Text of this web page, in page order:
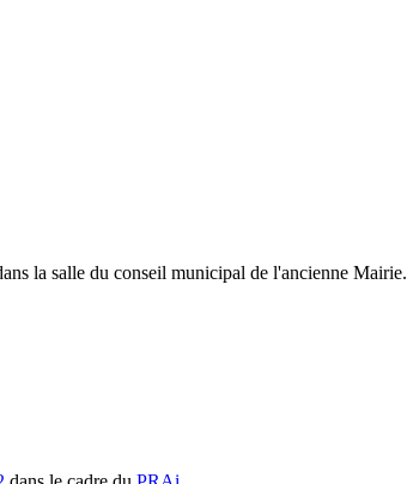
la salle du conseil municipal de l'ancienne Mairie.